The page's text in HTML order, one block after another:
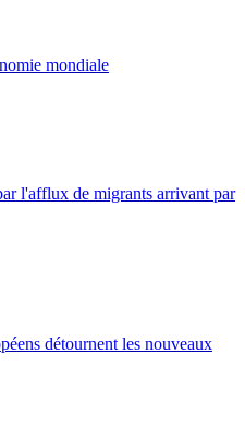
mondiale
l'afflux de migrants arrivant par
détournent les nouveaux